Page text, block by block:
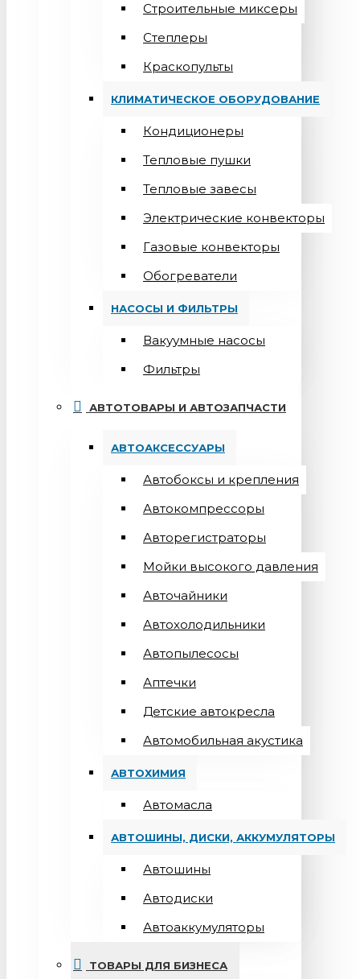
Строительные миксеры
Степлеры
Краскопульты
КЛИМАТИЧЕСКОЕ ОБОРУДОВАНИЕ
Кондиционеры
Teпловые пушки
Тепловые завесы
Электрические конвекторы
Газовые конвекторы
Обогреватели
НАСОСЫ И ФИЛЬТРЫ
Вакуумные насосы
Фильтры
АВТОТОВАРЫ И АВТОЗАПЧАСТИ
АВТОАКСЕССУАРЫ
Автобоксы и крепления
Автокомпрессоры
Авторегистраторы
Мойки высокого давления
Авточайники
Автохолодильники
Автопылесосы
Аптечки
Детские автокресла
Автомобильная акустика
АВТОХИМИЯ
Автомасла
АВТОШИНЫ, ДИСКИ, АККУМУЛЯТОРЫ
Автошины
Автодиски
Автоаккумуляторы
ТОВАРЫ ДЛЯ БИЗНЕСА